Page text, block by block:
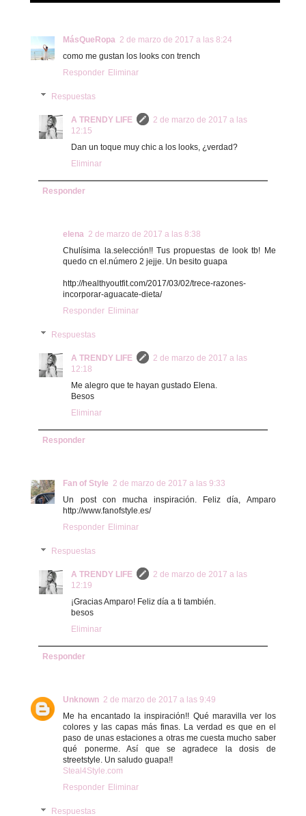
MásQueRopa 2 de marzo de 2017 a las 8:24
como me gustan los looks con trench
Responder Eliminar
Respuestas
A TRENDY LIFE
2 de marzo de 2017 a las
12:15
Dan un toque muy chic a los looks, ¿verdad?
Eliminar
Responder
elena 2 de marzo de 2017 a las 8:38
Chulísima la.selección!! Tus propuestas de look tb! Me
quedo cn el.número 2 jejje. Un besito guapa
http://healthyoutfit.com/2017/03/02/trece-razones-
incorporar-aguacate-dieta/
Responder Eliminar
Respuestas
A TRENDY LIFE
2 de marzo de 2017 a las
12:18
Me alegro que te hayan gustado Elena.
Besos
Eliminar
Responder
Fan of Style 2 de marzo de 2017 a las 9:33
Un post con mucha inspiración. Feliz día, Amparo
http://www.fanofstyle.es/
Responder Eliminar
Respuestas
A TRENDY LIFE
2 de marzo de 2017 a las
12:19
¡Gracias Amparo! Feliz día a ti también.
besos
Eliminar
Responder
Unknown 2 de marzo de 2017 a las 9:49
Me ha encantado la inspiración!! Qué maravilla ver los
colores y las capas más finas. La verdad es que en el
paso de unas estaciones a otras me cuesta mucho saber
qué ponerme. Así que se agradece la dosis de
streetstyle. Un saludo guapa!!
Steal4Style.com
Responder Eliminar
Respuestas